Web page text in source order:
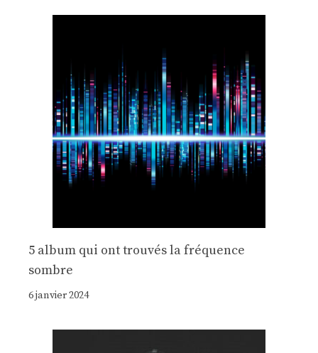
5 album qui ont trouvés la fréquence
sombre
6 janvier 2024